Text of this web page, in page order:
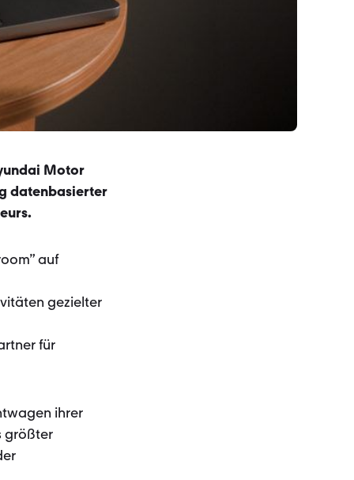
Motor
datenbasierter
auf
gezielter
für
ihrer
größter